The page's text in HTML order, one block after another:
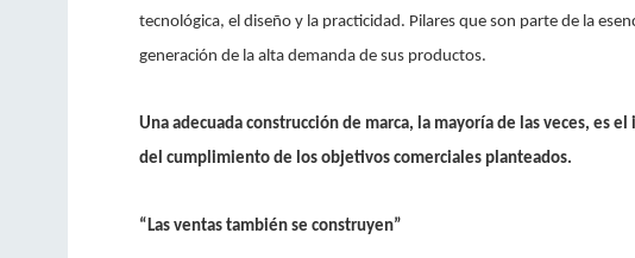
tecnológica, el diseño y la practicidad. Pilares que son parte de la
generación de la alta demanda de sus productos.
Una adecuada construcción de marca, la mayoría de las veces, es
del cumplimiento de los objetivos comerciales planteados.
“Las ventas también se construyen”